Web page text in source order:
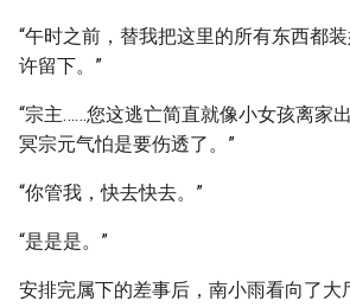
“午时之前，替我把这里的所有东西都
许留下。”
“宗主……您这逃亡简直就像小女孩离家
冥宗元气怕是要伤透了。”
“你管我，快去快去。”
“是是是。”
安排完属下的差事后，南小雨看向了大